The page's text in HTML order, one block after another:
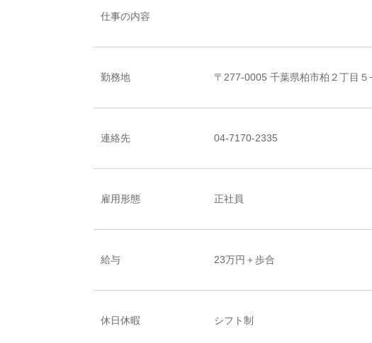
仕事の内容
勤務地 〒277-0005 千葉県柏市柏２丁目
連絡先 04-7170-2335
雇用形態 正社員
給与 23万円＋歩合
休日休暇 シフト制